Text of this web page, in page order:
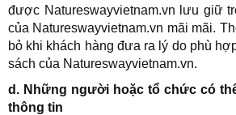
được Natureswayvietnam.vn lưu giữ
của Natureswayvietnam.vn mãi mãi.
bỏ khi khách hàng đưa ra lý do phù
sách của Natureswayvietnam.vn.
d. Những người hoặc tổ chức có
thông tin